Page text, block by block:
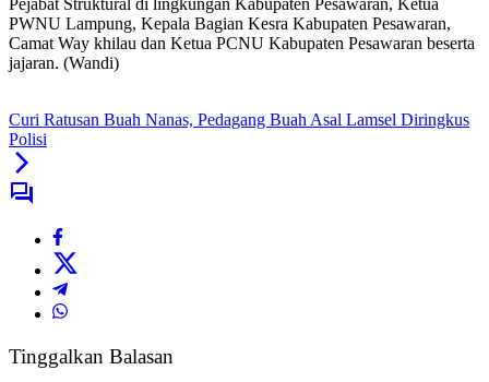
Pejabat Struktural di lingkungan Kabupaten Pesawaran, Ketua
PWNU Lampung, Kepala Bagian Kesra Kabupaten Pesawaran,
Camat Way khilau dan Ketua PCNU Kabupaten Pesawaran beserta
jajaran. (Wandi)
Curi Ratusan Buah Nanas, Pedagang Buah Asal Lamsel Diringkus
Polisi
Tinggalkan Balasan